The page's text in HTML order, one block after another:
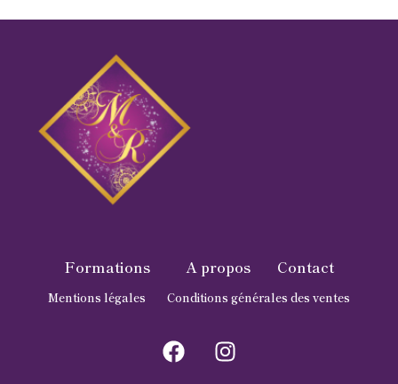
Formations A propos Contact
Mentions légales Conditions générales des ventes